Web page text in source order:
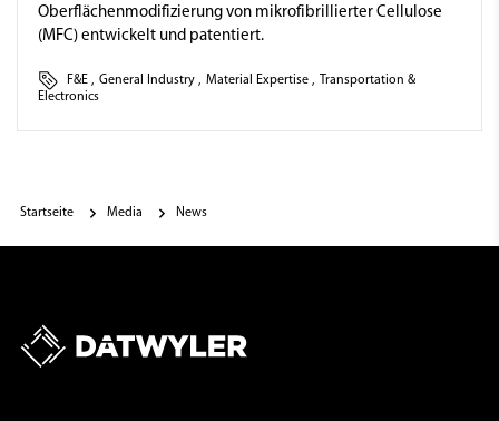
Oberflächenmodifizierung von mikrofibrillierter Cellulose
(MFC) entwickelt und patentiert.
F&E , General Industry , Material Expertise ,
Transportation &
Electronics
Startseite Media News